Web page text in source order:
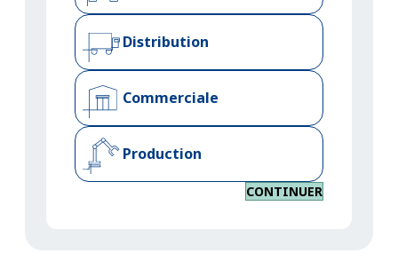
Distribution
Commerciale
Production
CONTINUER